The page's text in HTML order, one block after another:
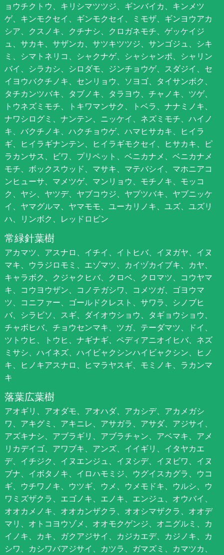
ョウチクトウ、キリシマツツジ、ギンバイカ、キンメツ
ゲ、キンモクセイ、ギンモクセイ、ミモザ、ギンヨウアカ
シア、クスノキ、クチナシ、クロガネモチ、ゲッケイジ
ュ、サカキ、サザンカ、サツキツツジ、サンゴジュ、シキ
ミ、シマトネリコ、シャクナゲ、シャシャンポ、シャリン
バイ、シラカシ、シロダモ、ジンチョウゲ、スダジイ、セ
イヨウバクチノキ、センリョウ、ソヨゴ、タイサンボク、
タチカンツバキ、タブノキ、タラヨウ、チャノキ、ツゲ、
トウネズミモチ、トキワマンサク、トベラ、ナナミノキ、
ナワシログミ、ナンテン、ニッケイ、ネズミモチ、ハイノ
キ、バクチノキ、ハクチョウゲ、ハマヒサカキ、ヒイラ
ギ、ヒイラギナンテン、ヒイラギモクセイ、ヒサカキ、ピ
ラカンサス、ビワ、プリペット、ベニカナメ、ベニカナメ
モチ、ボックスウッド、マサキ、マテバシイ、マホニアコ
ンヒューサ、マメツゲ、マンリョウ、モチノキ、モッコ
ク、ヤシ、ヤツデ、ヤブコウジ、ヤブツバキ、ヤブニッケ
イ、ヤマグルマ、ヤマモモ、ユーカリノキ、ユズ、ユズリ
ハ、リンボク、レッドロビン
常緑針葉樹
アカマツ、アスナロ、イチイ、イトヒバ、イヌガヤ、イヌ
マキ、ウラジロモミ、エゾマツ、カイヅカイブキ、カヤ、
キャラボク、クジャクヒバ、クロベ、クロマツ、コウヤマ
キ、コウヨウザン、コノテガシワ、コメツガ、ゴヨウマ
ツ、コニファー、ゴールドクレスト、サワラ、シノブヒ
バ、シラビソ、スギ、ダイオウショウ、タギョウショウ、
チャボヒバ、チョウセンマキ、ツガ、テーダマツ、ドイ、
ツトウヒ、トウヒ、ナギナギ、ペディアニオイヒバ、ネズ
ミサシ、ハイネズ、ハイビャクシンハイビャクシン、ヒノ
キ、ヒノキアスナロ、ヒマラヤスギ、モミノキ、ラカンマ
キ
落葉広葉樹
アオギリ、アオダモ、アオハダ、アカシデ、アカメガシ
ワ、アキグミ、アキニレ、アサガラ、アサダ、アジサイ、
アズキナシ、アブラギリ、アブラチャン、アベマキ、アメ
リカデイゴ、アワブキ、アンズ、イイギリ、イタヤカエ
デ、イチジク、イヌエンジュ、イヌシデ、イヌビワ、イヌ
ブナ、イボタノキ、イロハモミジ、ウグイスカグラ、ウコ
ギ、ウチワノキ、ウツギ、ウメ、ウメモドキ、ウルシ、ウ
ワミズザクラ、エゴノキ、エノキ、エンジュ、オウバイ、
オオカメノキ、オオカンザクラ、オオシマザクラ、オオデ
マリ、オトコヨウゾメ、オオモクゲンジ、オニグルミ、カ
イノキ、カキ、ガクアジサイ、カジカエデ、カジノキ、カ
シワ、カシワバアジサイ、カツラ、ガマズミ、カマツカ、